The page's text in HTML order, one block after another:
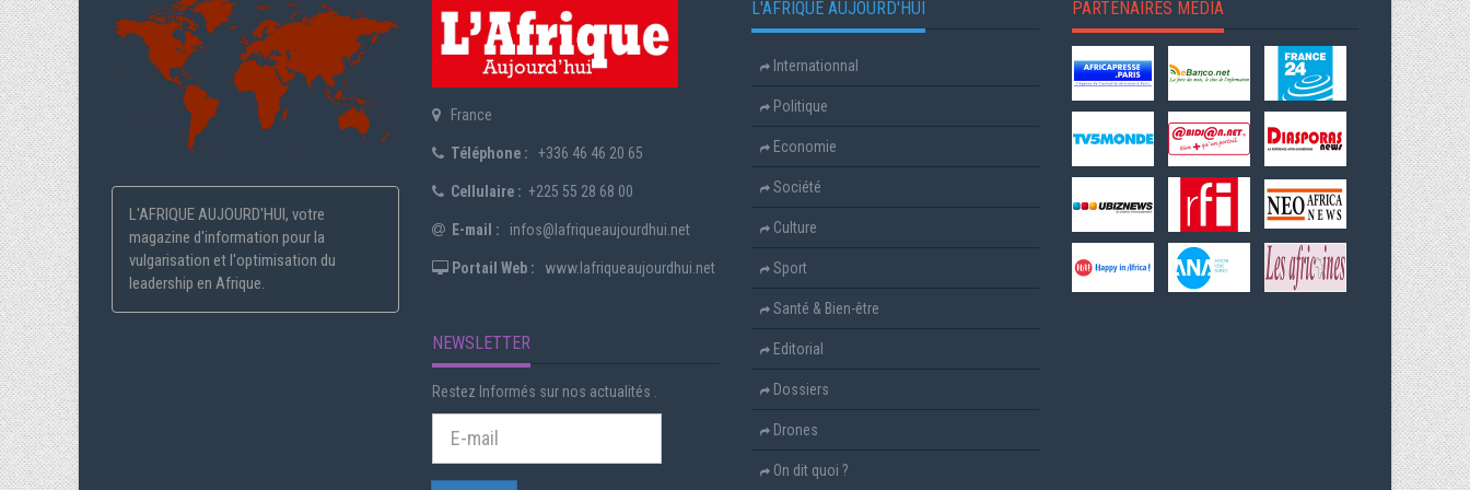
L'AFRIQUE AUJOURD'HUI, votre
magazine d'information pour la
vulgarisation et l'optimisation du
leadership en Afrique.
France
Téléphone : +336 46 46 20 65
Cellulaire : +225 55 28 68 00
E-mail : infos@lafriqueaujourdhui.net
Portail Web : www.lafriqueaujourdhui.net
NEWSLETTER
Restez Informés sur nos actualités .
L'AFRIQUE AUJOURD'HUI
Internationnal
Politique
Economie
Société
Culture
Sport
Santé & Bien-être
Editorial
Dossiers
Drones
On dit quoi ?
PARTENAIRES MEDIA